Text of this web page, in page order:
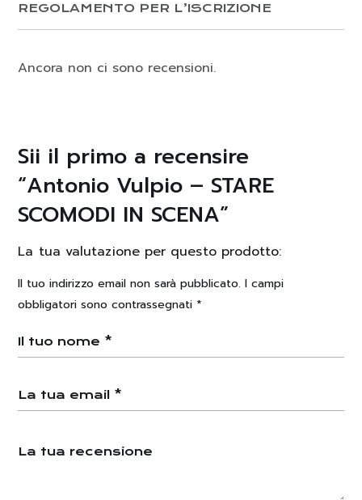
REGOLAMENTO PER L’ISCRIZIONE
Ancora non ci sono recensioni.
Sii il primo a recensire
“Antonio Vulpio – STARE
SCOMODI IN SCENA”
Il tuo indirizzo email non sarà pubblicato. I campi
obbligatori sono contrassegnati *
La tua valutazione per questo prodotto